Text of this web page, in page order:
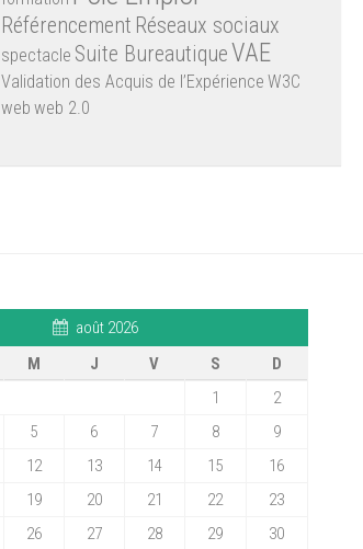
Référencement Réseaux sociaux
spectacle Suite BureautiqueVAE
Validation des Acquis de l’Expérience W3C
web web 2.0
août 2026
M J V S
D
1
2
5 6 7 8
9
12 13 14 15
16
19 20 21 22
23
26 27 28 29 30